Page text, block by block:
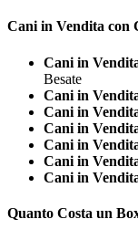
Cani in Vendita con
Cani in
Besate
Cani in
Cani in
Cani in
Cani in
Cani in
Cani in
Quanto Costa un